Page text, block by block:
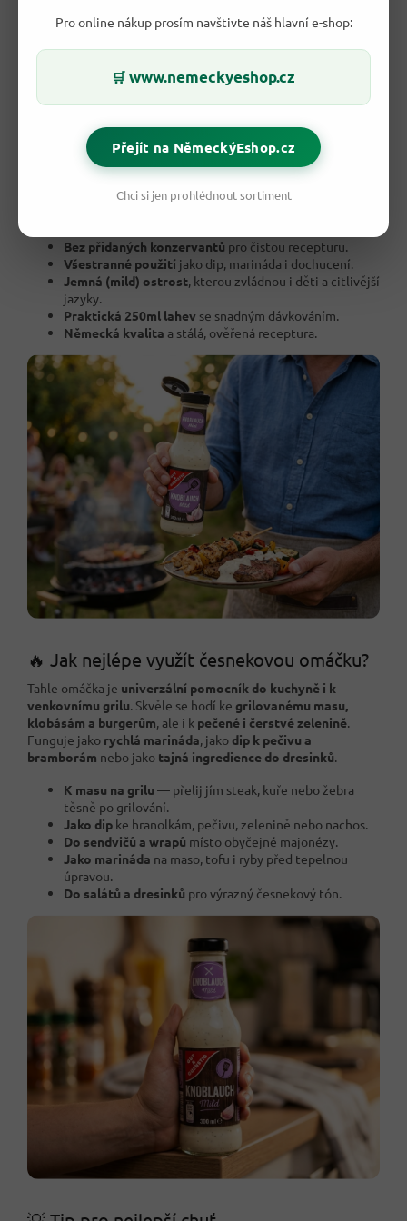
Pro online nákup prosím navštivte náš hlavní e-shop:
🛒 www.nemeckyeshop.cz
Přejít na NěmeckýEshop.cz
Chci si jen prohlédnout sortiment
✅ Co z toho budeš mít?
Pravý česnek 3,6 %
pro plnou a autentickou chuť.
Krémová konzistence, která dokonale obalí maso i
Bez přidaných konzervantů pro čistou recepturu.
Všestranné použití jako dip, marináda i dochucení.
Jemná (mild) ostrost, kterou zvládnou i děti a citlivější
jazyky.
Praktická 250ml lahev se snadným dávkováním.
Německá kvalita a stálá, ověřená receptura.
🔥 Jak nejlépe využít česnekovou omáčku?
Tahle omáčka je univerzální pomocník do kuchyně i k
venkovnímu grilu. Skvěle se hodí ke grilovanému masu,
klobásám a burgerům, ale i k pečené i čerstvé zelenině.
Funguje jako rychlá marináda, jako dip k pečivu a
bramborám nebo jako tajná ingredience do dresinků.
K masu na grilu — přelij jím steak, kuře nebo žebra
těsně po grilování.
Jako dip ke hranolkám, pečivu, zelenině nebo nachos.
Do sendvičů a wrapů místo obyčejné majonézy.
Jako marináda na maso, tofu i ryby před tepelnou
úpravou.
Do salátů a dresinků pro výrazný česnekový tón.